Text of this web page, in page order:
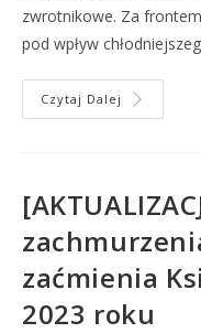
zwrotnikowe. Za
pod wpływ
Czytaj Dalej
zaćmienia
2023 roku